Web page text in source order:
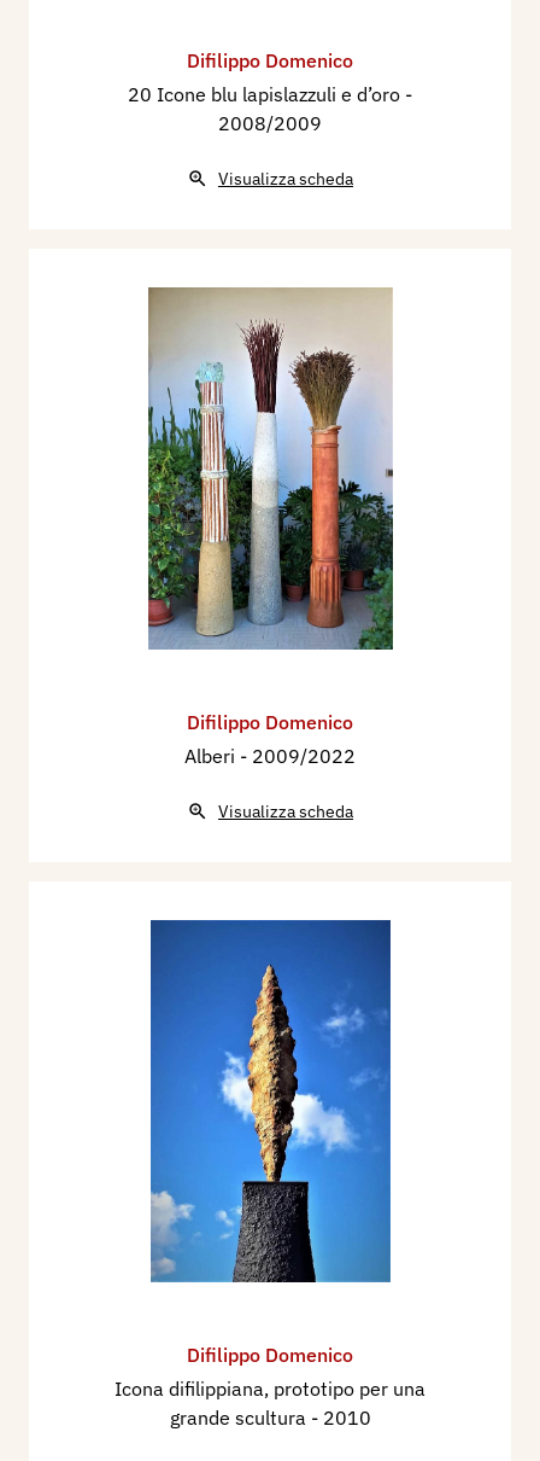
Difilippo Domenico
20 Icone blu lapislazzuli e d’oro -
2008/2009
Visualizza scheda
Difilippo Domenico
Alberi - 2009/2022
Visualizza scheda
Difilippo Domenico
Icona difilippiana, prototipo per una
grande scultura - 2010